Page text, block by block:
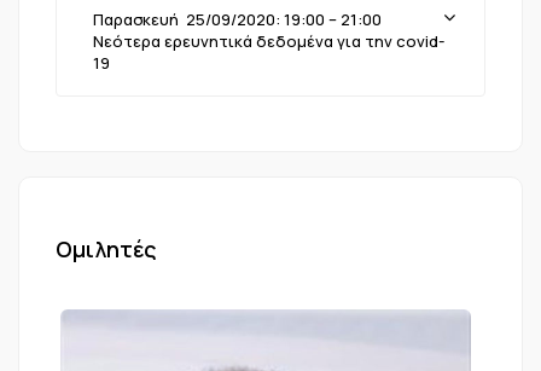
Παρασκευή 25/09/2020: 19:00 – 21:00
Νεότερα ερευνητικά δεδομένα για την covid-
19
Ομιλητές